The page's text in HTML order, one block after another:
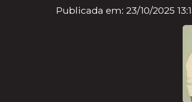
Publicada em: 23/10/2025